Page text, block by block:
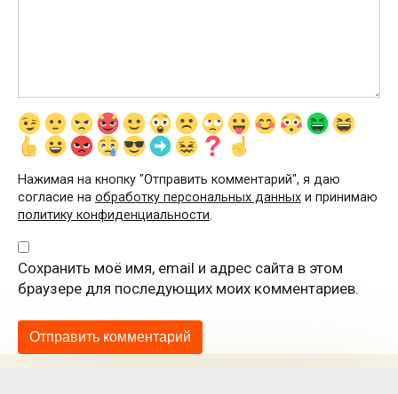
Нажимая на кнопку "Отправить комментарий", я даю
согласие на обработку персональных данных и принимаю
политику конфиденциальности.
Сохранить моё имя, email и адрес сайта в этом
браузере для последующих моих комментариев.